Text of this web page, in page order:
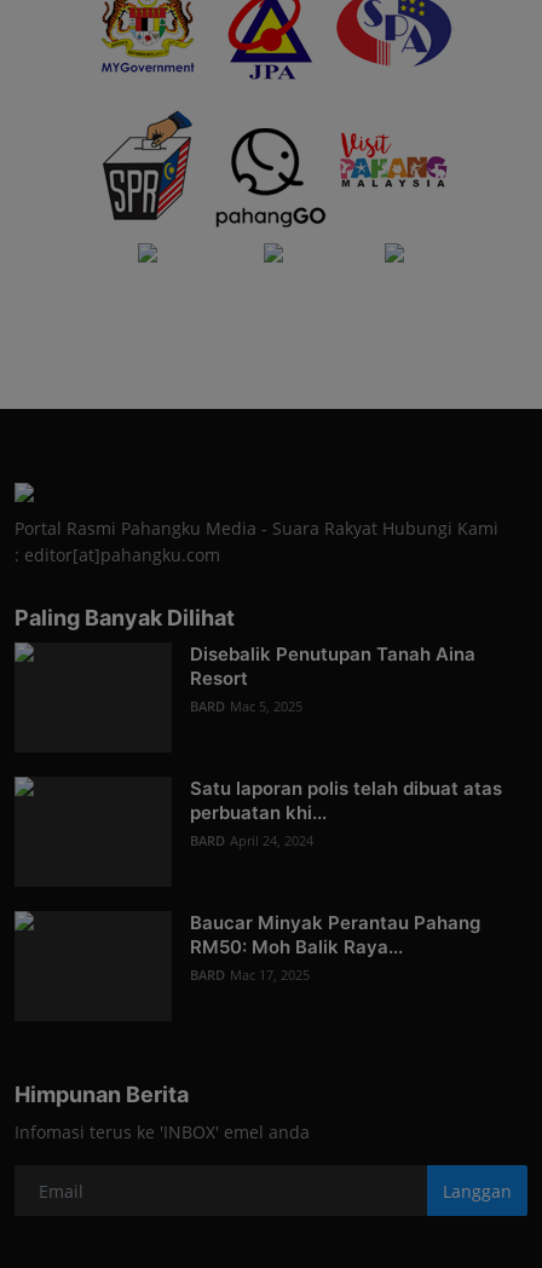
Portal Rasmi Pahangku Media - Suara Rakyat Hubungi Kami
: editor[at]pahangku.com
Paling Banyak Dilihat
Disebalik Penutupan Tanah Aina
Resort
BARD Mac 5, 2025
Satu laporan polis telah dibuat atas
perbuatan khi...
BARD April 24, 2024
Baucar Minyak Perantau Pahang
RM50: Moh Balik Raya...
BARD Mac 17, 2025
Himpunan Berita
Infomasi terus ke 'INBOX' emel anda
Langgan